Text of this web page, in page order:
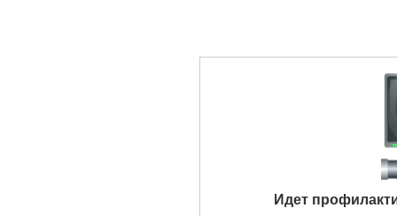
Идет